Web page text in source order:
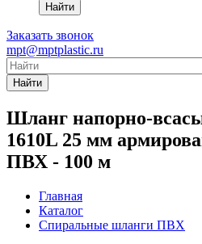
Найти
Заказать звонок
mpt@mptplastic.ru
Найти
Шланг напорно-
1610L 25 мм
ПВХ - 100 м
Главная
Каталог
Спиральные шланги ПВХ